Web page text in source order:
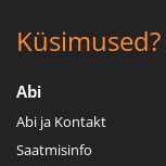
Küsimused?
Abi
Abi ja Kontakt
Saatmisinfo